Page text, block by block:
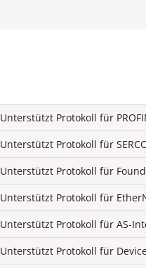
Unterstützt Protokoll für
Unterstützt Protokoll für
Unterstützt Protokoll für
Unterstützt Protokoll für